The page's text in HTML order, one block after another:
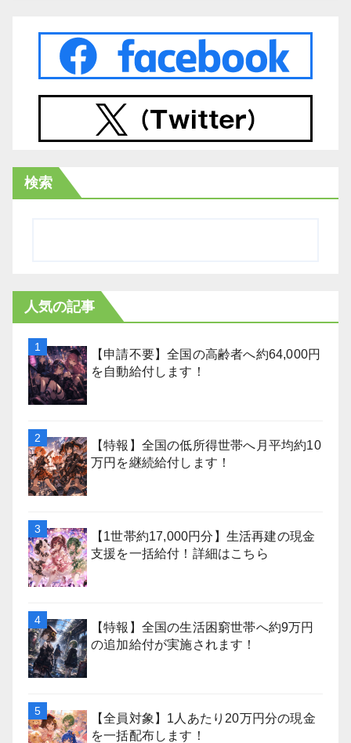
検索
人気の記事
【申請不要】全国の高齢者へ約64,000円
を自動給付します！
【特報】全国の低所得世帯へ月平均約10
万円を継続給付します！
【1世帯約17,000円分】生活再建の現金
支援を一括給付！詳細はこちら
【特報】全国の生活困窮世帯へ約9万円
の追加給付が実施されます！
【全員対象】1人あたり20万円分の現金
を一括配布します！